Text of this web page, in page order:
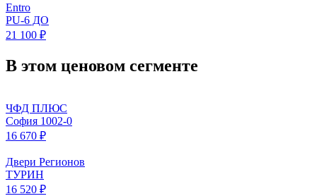
Entro
PU-6 ДО
21 100 ₽
В этом ценовом сегменте
ЧФД ПЛЮС
София 1002-0
16 670 ₽
Двери Регионов
ТУРИН
16 520 ₽